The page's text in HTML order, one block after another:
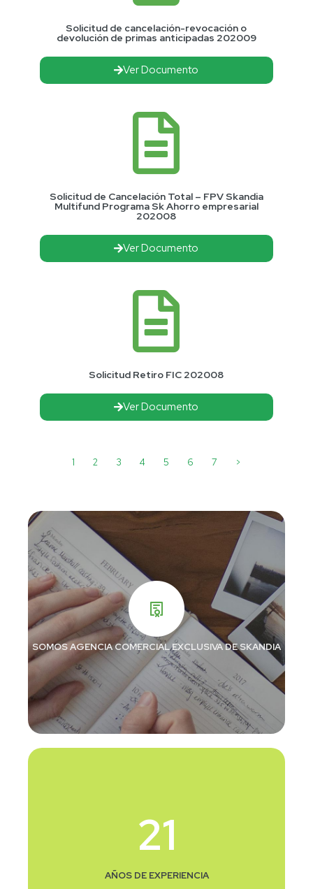
Solicitud de cancelación-revocación o
devolución de primas anticipadas 202009
Ver Documento
Solicitud de Cancelación Total – FPV Skandia
Multifund Programa Sk Ahorro empresarial
202008
Ver Documento
Solicitud Retiro FIC 202008
Ver Documento
1 2 3 4 5 6 7 >
SOMOS AGENCIA COMERCIAL EXCLUSIVA DE SKANDIA
AÑOS DE EXPERIENCIA
21